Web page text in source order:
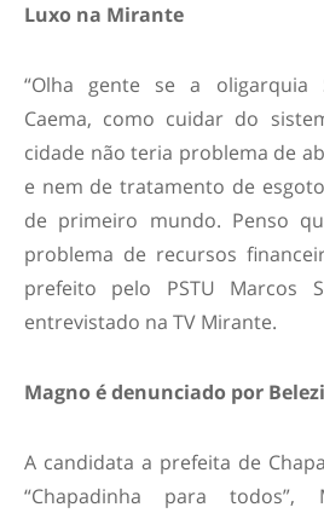
Luxo na Mirante
“Olha gente se a oligarquia
Caema, como cuidar do
cidade não teria problema de
e nem de tratamento de
de primeiro mundo. Penso
problema de recursos
prefeito pelo PSTU Marcos
entrevistado na TV Mirante.
Magno é denunciado por
A candidata a prefeita de
“Chapadinha para todos”,